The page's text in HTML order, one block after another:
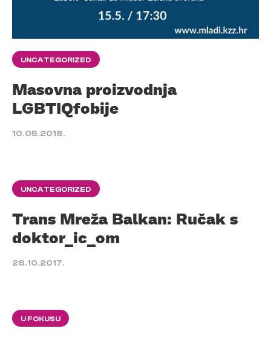
UNCATEGORIZED
Masovna proizvodnja
LGBTIQfobije
10.05.2018.
UNCATEGORIZED
Trans Mreža Balkan: Ručak s
doktor_ic_om
28.10.2017.
U FOKUSU